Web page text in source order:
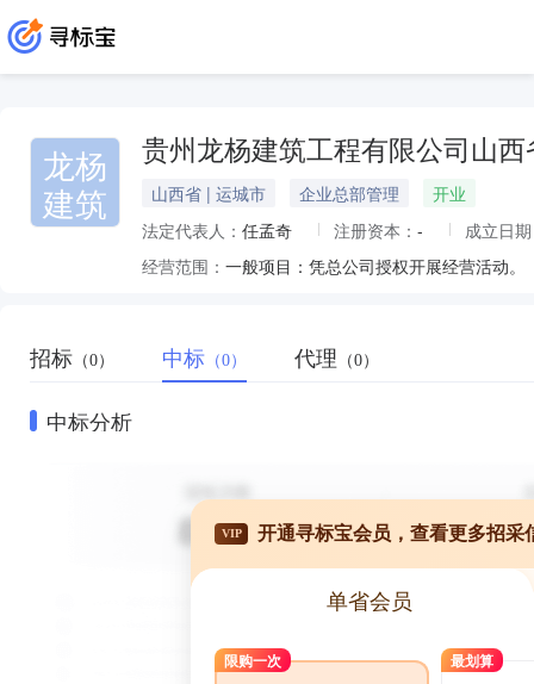
龙杨
建筑
贵州龙杨建筑工程有限公司山
山西省 | 运城市 企业总部管理
开业
法定代表人： 任孟奇 注册资本： -
成立日
经营范围： 一般项目：凭总公司授权开展经营活动
招标 （0） 中标 （0） 代理 （0）
中标分析
VIP 开通寻标宝会员，查看更多招采
单省会员
限购一次 最划算